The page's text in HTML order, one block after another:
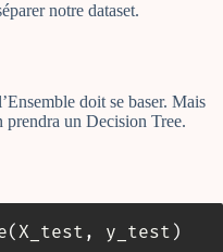
notre dataset.
doit se baser. Mais
prendra un Decision Tree.
( X_test , y_test )